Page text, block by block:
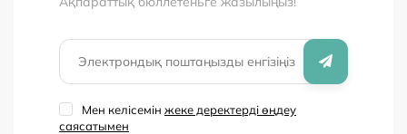
жағдайда үйде талдау жүргізу үшін жеткілікті.
Мен келісемін жеке деректерді өңдеу
саясатымен